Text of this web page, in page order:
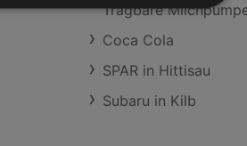
Tragbare
Coca Cola
SPAR in Hittisau
Subaru in Kilb